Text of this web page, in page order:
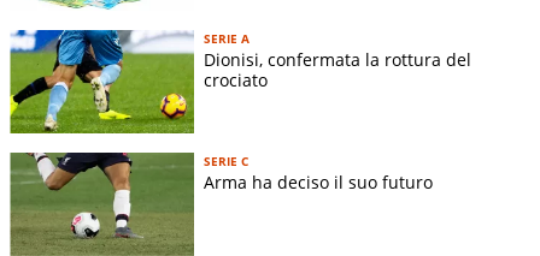
SERIE A
Dionisi, confermata la rottura del
crociato
SERIE C
Arma ha deciso il suo futuro